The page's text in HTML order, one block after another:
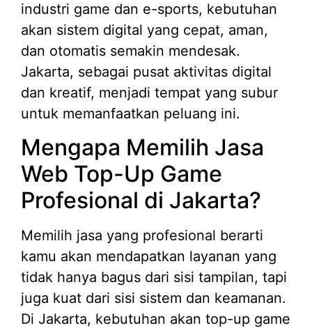
industri game dan e-sports, kebutuhan
akan sistem digital yang cepat, aman,
dan otomatis semakin mendesak.
Jakarta, sebagai pusat aktivitas digital
dan kreatif, menjadi tempat yang subur
untuk memanfaatkan peluang ini.
Mengapa Memilih Jasa
Web Top-Up Game
Profesional di Jakarta?
Memilih jasa yang profesional berarti
kamu akan mendapatkan layanan yang
tidak hanya bagus dari sisi tampilan, tapi
juga kuat dari sisi sistem dan keamanan.
Di Jakarta, kebutuhan akan top-up game